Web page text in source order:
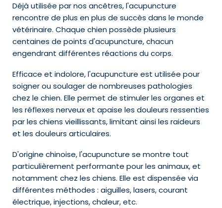
Déjà utilisée par nos ancêtres, l'acupuncture
rencontre de plus en plus de succès dans le monde
vétérinaire. Chaque chien possède plusieurs
centaines de points d'acupuncture, chacun
engendrant différentes réactions du corps.
Efficace et indolore, l'acupuncture est utilisée pour
soigner ou soulager de nombreuses pathologies
chez le chien. Elle permet de stimuler les organes et
les réflexes nerveux et apaise les douleurs ressenties
par les chiens vieillissants, limitant ainsi les raideurs
et les douleurs articulaires.
D'origine chinoise, l'acupuncture se montre tout
particulièrement performante pour les animaux, et
notamment chez les chiens. Elle est dispensée via
différentes méthodes : aiguilles, lasers, courant
électrique, injections, chaleur, etc.